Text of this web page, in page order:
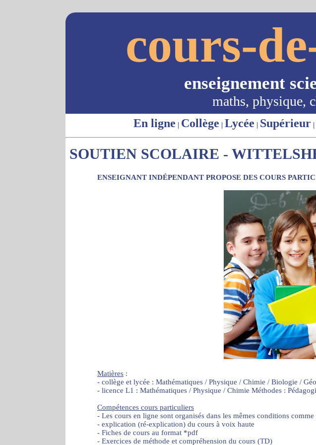
cours-
enseignement
maths, physique,
En ligne | Collège | Lycée | Supérieur |
SOUTIEN SCOLAIRE -
ENSEIGNANT INDÉPENDANT PROPOSE DES COURS
Matières :
- collège et lycée : Mathématiques / Physique / Chimie / Biologie /
- licence L1 : Mathématiques / Physique / Chimie Méthodes :
Compétences cours particuliers
- Les cours en ligne sont organisés dans les mêmes conditions
- explication (ré-explication) du cours à voix haute
- Fiches de cours au format *pdf
- Exercices de méthode et compréhension du cours (TD)